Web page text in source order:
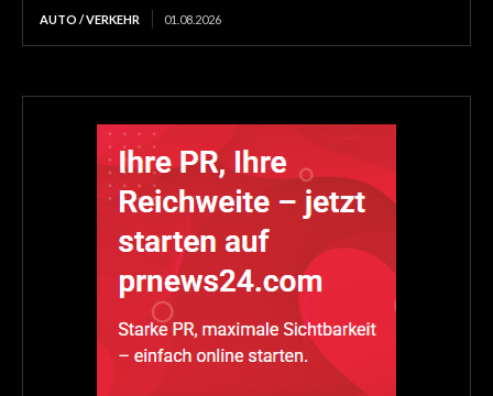
AUTO / VERKEHR 01.08.2026